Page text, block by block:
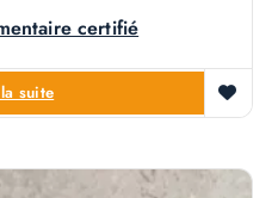
certifié
suite